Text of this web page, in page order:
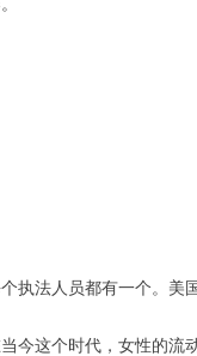
执法人员都有一个。美
今这个时代，女性的流